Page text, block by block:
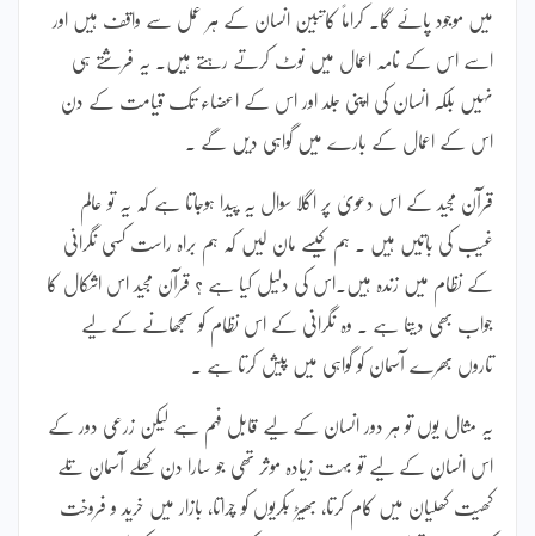
میں موجود پائے گا۔ کراماً کاتبین انسان کے ہر عمل سے واقف ہیں اور
اسے اس کے نامہ اعمال میں نوٹ کرتے رہتے ہیں۔ یہ فرشتے ہی
نہیں بلکہ انسان کی اپنی جلد اور اس کے اعضاء تک قیامت کے دن
اس کے اعمال کے بارے میں گواہی دیں گے ۔
قرآن مجید کے اس دعویٰ پر اگلا سوال یہ پیدا ہوجاتا ہے کہ یہ تو عالم
غیب کی باتیں ہیں ۔ ہم کیسے مان لیں کہ ہم براہ راست کسی نگرانی
کے نظام میں زندہ ہیں۔اس کی دلیل کیا ہے ؟ قرآن مجید اس اشکال کا
جواب بھی دیتا ہے ۔ وہ نگرانی کے اس نظام کو سمجھانے کے لیے
تاروں بھرے آسمان کو گواہی میں پیش کرتا ہے ۔
یہ مثال یوں تو ہر دور انسان کے لیے قابل فہم ہے لیکن زرعی دور کے
اس انسان کے لیے تو بہت زیادہ موثر تھی جو سارا دن کھلے آسمان تلے
کھیت کھلیان میں کام کرتا، بھیڑ بکریوں کو چراتا، بازار میں خرید و فروخت